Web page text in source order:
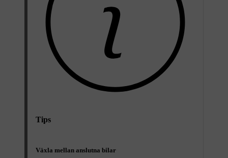
Tips
Växla mellan anslutna bilar